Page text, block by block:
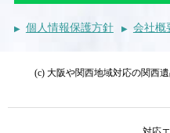
個人情報保護方針 会社概
(c) 大阪や関西地域対応の関西遺